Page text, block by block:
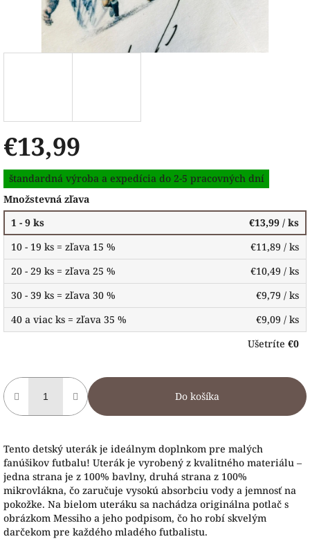
€13,99
Jednotková
cena:
štandardná výroba a expedícia do 2-5 pracovných dní
Množstevná zľava
1 - 9 ks
€13,99 / ks
10 - 19 ks = zľava 15 %
€11,89 / ks
20 - 29 ks = zľava 25 %
€10,49 / ks
30 - 39 ks = zľava 30 %
€9,79 / ks
40 a viac ks = zľava 35 %
€9,09 / ks
Ušetríte €0
Do košíka
Tento detský uterák je ideálnym doplnkom pre malých
fanúšikov futbalu! Uterák je vyrobený z kvalitného materiálu –
jedna strana je z 100% bavlny, druhá strana z 100%
mikrovlákna, čo zaručuje vysokú absorbciu vody a jemnosť na
pokožke. Na bielom uteráku sa nachádza originálna potlač s
obrázkom Messiho a jeho podpisom, čo ho robí skvelým
darčekom pre každého mladého futbalistu.